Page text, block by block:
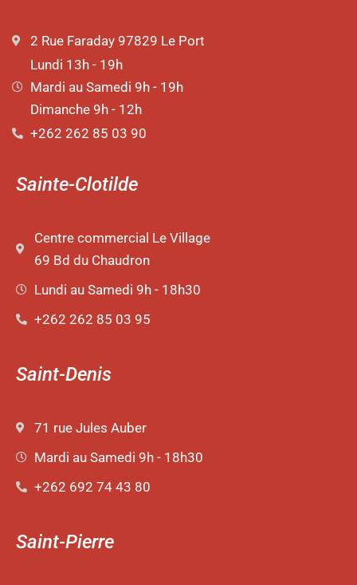
2 Rue Faraday 97829 Le Port
Lundi 13h - 19h
Mardi au Samedi 9h - 19h
Dimanche 9h - 12h
+262 262 85 03 90
Sainte-Clotilde
Centre commercial Le Village
69 Bd du Chaudron
Lundi au Samedi 9h - 18h30
+262 262 85 03 95
Saint-Denis
71 rue Jules Auber
Mardi au Samedi 9h - 18h30
+262 692 74 43 80
Saint-Pierre